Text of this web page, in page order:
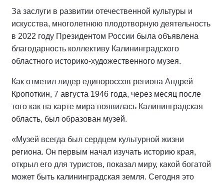
За заслуги в развитии отечественной культуры и
искусства, многолетнюю плодотворную деятельность
в 2022 году Президентом России была объявлена
благодарность коллективу Калининградского
областного историко-художественного музея.
Как отметил лидер единороссов региона Андрей
Кропоткин, 7 августа 1946 года, через месяц после
того как на карте мира появилась Калининградская
область, был образован музей.
«Музей всегда был сердцем культурной жизни
региона. Он первым начал изучать историю края,
открыл его для туристов, показал миру, какой богатой
может быть калининградская земля. Сегодня это